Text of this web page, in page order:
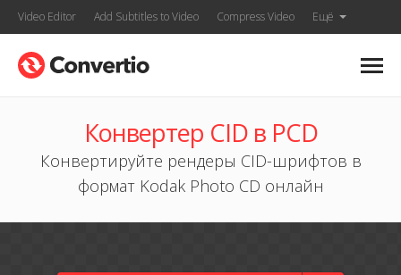
Video Editor Add Subtitles to Video Compress Video Ещё
Конвертер CID в PCD
Конвертируйте рендеры CID-шрифтов в
формат Kodak Photo CD онлайн